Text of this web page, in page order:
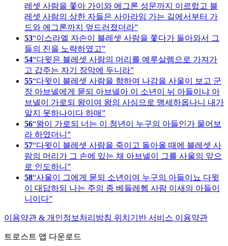
레셋 사람을 쫓아 가이와 에그론 성문까지 이르렀고 블
레셋 사람의 상한 자들은 사아라임 가는 길에서부터 가
드와 에그론까지 엎드러졌더라
53 이스라엘 자손이 블레셋 사람을 쫓다가 돌아와서 그
들의 진을 노략하였고
54 다윗은 블레셋 사람의 머리를 예루살렘으로 가져가
고 갑주는 자기 장막에 두니라
55 다윗이 블레셋 사람을 향하여 나감을 사울이 보고 군
장 아브넬에게 묻되 아브넬아 이 소년이 뉘 아들이냐 아
브넬이 가로되 왕이여 왕의 사심으로 맹세하옵나니 내가
알지 못하나이다 하매
56 왕이 가로되 너는 이 청년이 누구의 아들인가 물어보
라 하였더니
57 다윗이 블레셋 사람을 죽이고 돌아올 때에 블레셋 사
람의 머리가 그 손에 있는 채 아브넬이 그를 사울의 앞으
로 인도하니
58 사울이 그에게 묻되 소년이여 누구의 아들이뇨 다윗
이 대답하되 나는 주의 종 베들레헴 사람 이새의 아들이
니이다
이용약관 & 개인정보처리방침 위치기반 서비스 이용약관
트로스트 앱 다운로드